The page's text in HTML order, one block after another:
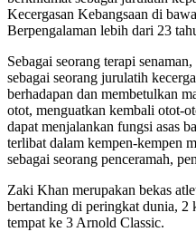
Kecergasan Kebangsaan di
Berpengalaman lebih dari 23
Sebagai seorang terapi
sebagai seorang jurulatih
berhadapan dan membetulkan
otot, menguatkan kembali otot-
dapat menjalankan fungsi asas
terlibat dalam kempen-kempen
sebagai seorang penceramah,
Zaki Khan merupakan bekas
bertanding di peringkat dunia, 2
tempat ke 3 Arnold Classic.